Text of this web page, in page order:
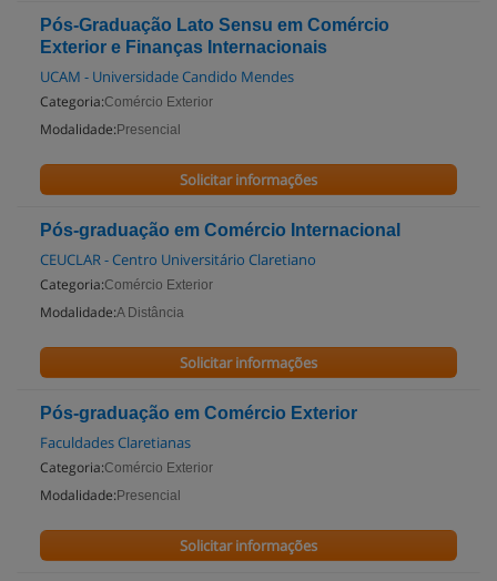
Pós-Graduação Lato Sensu em Comércio
Exterior e Finanças Internacionais
UCAM - Universidade Candido Mendes
Categoria:Comércio Exterior
Modalidade: Presencial
Solicitar informações
Pós-graduação em Comércio Internacional
CEUCLAR - Centro Universitário Claretiano
Categoria:Comércio Exterior
Modalidade:A Distância
Solicitar informações
Pós-graduação em Comércio Exterior
Faculdades Claretianas
Categoria:Comércio Exterior
Modalidade: Presencial
Solicitar informações